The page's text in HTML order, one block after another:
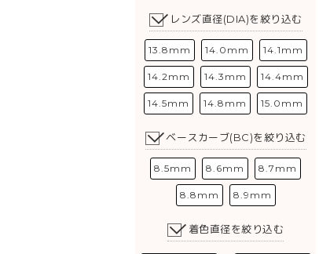
レンズ直径(DIA)を絞り込む
13.8mm 14.0mm 14.1mm
14.2mm 14.3mm 14.4mm
14.5mm 14.8mm 15.0mm
ベースカーブ(BC)を絞り込む
8.5mm 8.6mm 8.7mm
8.8mm 8.9mm
着色直径を絞り込む